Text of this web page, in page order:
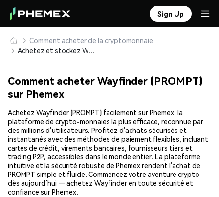
Sign Up
Comment acheter de la cryptomonnaie
Achetez et stockez Wayfinder (PROMPT) en toute sécurité
Comment acheter Wayfinder (PROMPT)
sur Phemex
Achetez Wayfinder (PROMPT) facilement sur Phemex, la
plateforme de crypto-monnaies la plus efficace, reconnue par
des millions d’utilisateurs. Profitez d’achats sécurisés et
instantanés avec des méthodes de paiement flexibles, incluant
cartes de crédit, virements bancaires, fournisseurs tiers et
trading P2P, accessibles dans le monde entier. La plateforme
intuitive et la sécurité robuste de Phemex rendent l’achat de
PROMPT simple et fluide. Commencez votre aventure crypto
dès aujourd’hui — achetez Wayfinder en toute sécurité et
confiance sur Phemex.